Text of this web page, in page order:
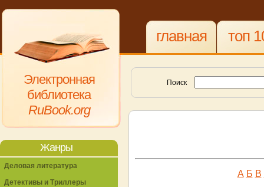
Электронная
библиотека
RuBook.org
главная топ
Поиск
А Б В
Жанры
Деловая литература
Детективы и Триллеры